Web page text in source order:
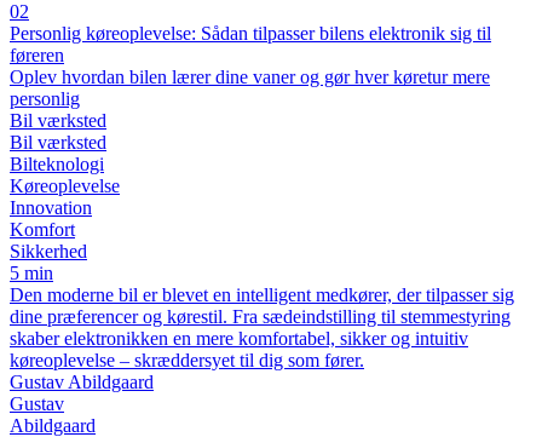
02
Personlig køreoplevelse: Sådan tilpasser bilens elektronik sig til
føreren
Oplev hvordan bilen lærer dine vaner og gør hver køretur mere
personlig
Bil værksted
Bil værksted
Bilteknologi
Køreoplevelse
Innovation
Komfort
Sikkerhed
5 min
Den moderne bil er blevet en intelligent medkører, der tilpasser sig
dine præferencer og kørestil. Fra sædeindstilling til stemmestyring
skaber elektronikken en mere komfortabel, sikker og intuitiv
køreoplevelse – skræddersyet til dig som fører.
Gustav Abildgaard
Gustav
Abildgaard